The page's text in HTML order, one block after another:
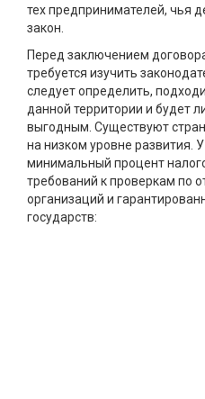
тех предпринимателей, чья
закон.
Перед заключением
требуется изучить
следует определить,
данной территории и будет
выгодным. Существуют
на низком уровне развития.
минимальный процент
требований к проверкам по
организаций и
государств: